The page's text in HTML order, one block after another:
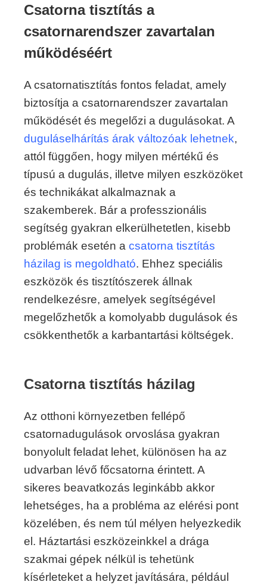
Csatorna tisztítás a
csatornarendszer zavartalan
működéséért
A csatornatisztítás fontos feladat, amely
biztosítja a csatornarendszer zavartalan
működését és megelőzi a dugulásokat. A
duguláselhárítás árak változóak lehetnek,
attól függően, hogy milyen mértékű és
típusú a dugulás, illetve milyen eszközöket
és technikákat alkalmaznak a
szakemberek. Bár a professzionális
segítség gyakran elkerülhetetlen, kisebb
problémák esetén a csatorna tisztítás
házilag is megoldható. Ehhez speciális
eszközök és tisztítószerek állnak
rendelkezésre, amelyek segítségével
megelőzhetők a komolyabb dugulások és
csökkenthetők a karbantartási költségek.
Csatorna tisztítás házilag
Az otthoni környezetben fellépő
csatornadugulások orvoslása gyakran
bonyolult feladat lehet, különösen ha az
udvarban lévő főcsatorna érintett. A
sikeres beavatkozás leginkább akkor
lehetséges, ha a probléma az elérési pont
közelében, és nem túl mélyen helyezkedik
el. Háztartási eszközeinkkel a drága
szakmai gépek nélkül is tehetünk
kísérleteket a helyzet javítására, például